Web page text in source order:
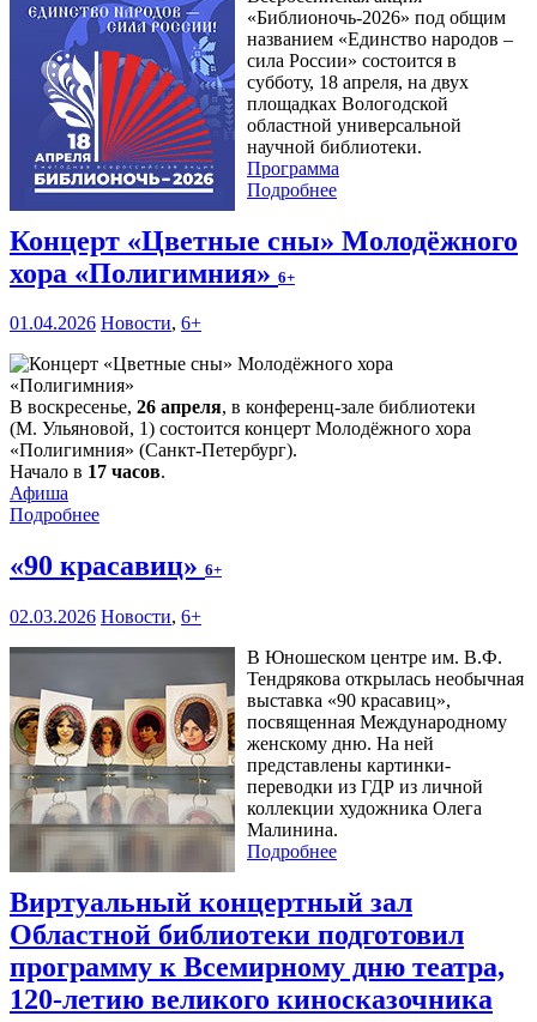
«Библионочь-2026» под общим
названием «Единство народов –
сила России» состоится в
субботу, 18 апреля, на двух
площадках Вологодской
областной универсальной
научной библиотеки.
Программа
Подробнее
Концерт «Цветные сны» Молодёжного
хора «Полигимния» 6+
01.04.2026 Новости, 6+
В воскресенье, 26 апреля, в конференц-зале библиотеки
(М. Ульяновой, 1) состоится концерт Молодёжного хора
«Полигимния» (Санкт-Петербург).
Начало в 17 часов.
Афиша
Подробнее
«90 красавиц» 6+
02.03.2026 Новости, 6+
В Юношеском центре им. В.Ф.
Тендрякова открылась необычная
выставка «90 красавиц»,
посвященная Международному
женскому дню. На ней
представлены картинки-
переводки из ГДР из личной
коллекции художника Олега
Малинина.
Подробнее
Виртуальный концертный зал
Областной библиотеки подготовил
программу к Всемирному дню театра,
120-летию великого киносказочника